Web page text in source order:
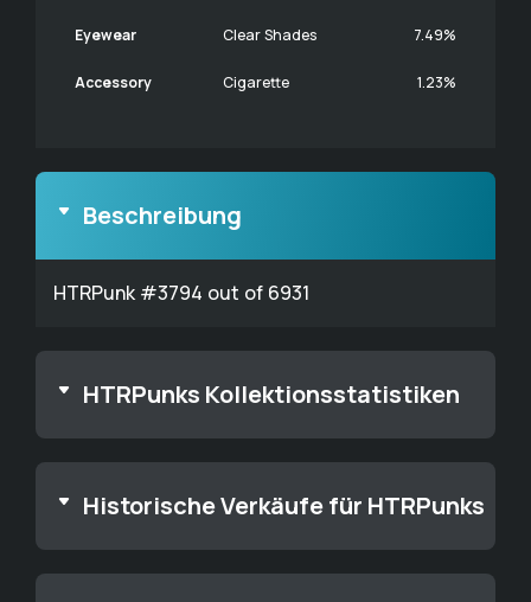
Eyewear Clear Shades 7.49%
Accessory Cigarette 1.23%
Beschreibung
HTRPunk #3794 out of 6931
HTRPunks Kollektionsstatistiken
Historische Verkäufe für HTRPunks